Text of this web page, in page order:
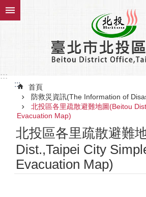
跳到主要內容區塊
:::
:::
首頁
防救災資訊(The Information of
北投區各里疏散避難地圖(Beitou
Evacuation Map)
北投區各里疏散避難
Dist.,Taipei City
Evacuation Map)